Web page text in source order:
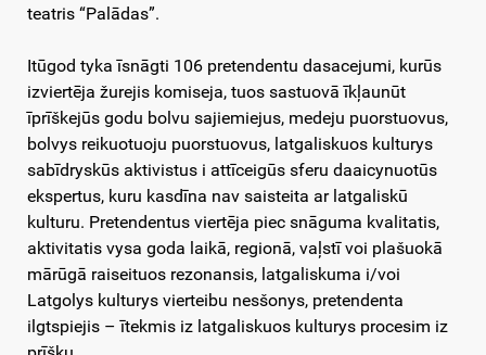
teatris “Palādas”.
Itūgod tyka īsnāgti 106 pretendentu dasacejumi, kurūs
izviertēja žurejis komiseja, tuos sastuovā īkļaunūt
īprīškejūs godu bolvu sajiemiejus, medeju puorstuovus,
bolvys reikuotuoju puorstuovus, latgaliskuos kulturys
sabīdryskūs aktivistus i attīceigūs sferu daaicynuotūs
ekspertus, kuru kasdīna nav saisteita ar latgaliskū
kulturu. Pretendentus viertēja piec snāguma kvalitatis,
aktivitatis vysa goda laikā, regionā, vaļstī voi plašuokā
mārūgā raiseituos rezonansis, latgaliskuma i/voi
Latgolys kulturys vierteibu nesšonys, pretendenta
ilgtspiejis – ītekmis iz latgaliskuos kulturys procesim iz